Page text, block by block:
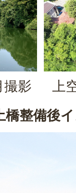
撮影
上
橋整備後